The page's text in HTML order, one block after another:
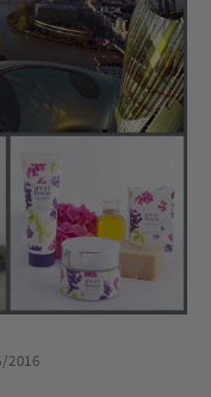
2016